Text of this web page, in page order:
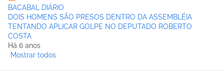
BACABAL DIÁRIO
DOIS HOMENS SÃO PRESOS DENTRO DA ASSEMBLÉIA
TENTANDO APLICAR GOLPE NO DEPUTADO ROBERTO
COSTA
Há 6 anos
Mostrar todos